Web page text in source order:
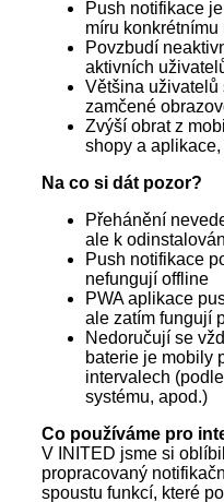
Push notifikace
míru
Povzbudí
aktivních
Většina uživatelů
zamčené
Zvýší obrat z
shopy a
Na co si dát pozor?
Přehánění
ale k
Push notifikace
nefungují offline
PWA aplikace
ale zatím fungují
Nedoručují se
baterie je mobily
intervalech
systému, apod.)
Co používáme pro
V INITED jsme si
propracovaný
spoustu funkcí, které